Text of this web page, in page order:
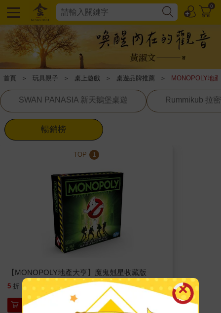
0
首頁 ＞ 玩具親子 ＞ 桌上遊戲 ＞ 桌遊品牌推薦 ＞ MONOPOLY地
SWAN PANASIA 新天鵝堡桌遊 Rummikub 拉密
暢銷榜
TOP 1
【MONOPOLY地產大亨】魔鬼剋星收藏版
5 折 特價 585 元
加入購物車